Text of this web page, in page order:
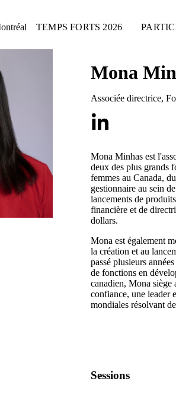
TEMPS FORTS 2026
Mona
Associée directrice,
Mona Minhas est
deux des plus grands
femmes au Canada,
gestionnaire au sein
lancements de
financière et de
dollars.
Mona est également
la création et au
passé plusieurs
de fonctions en
canadien, Mona siège
confiance, une leader
mondiales résolvant
Sessions